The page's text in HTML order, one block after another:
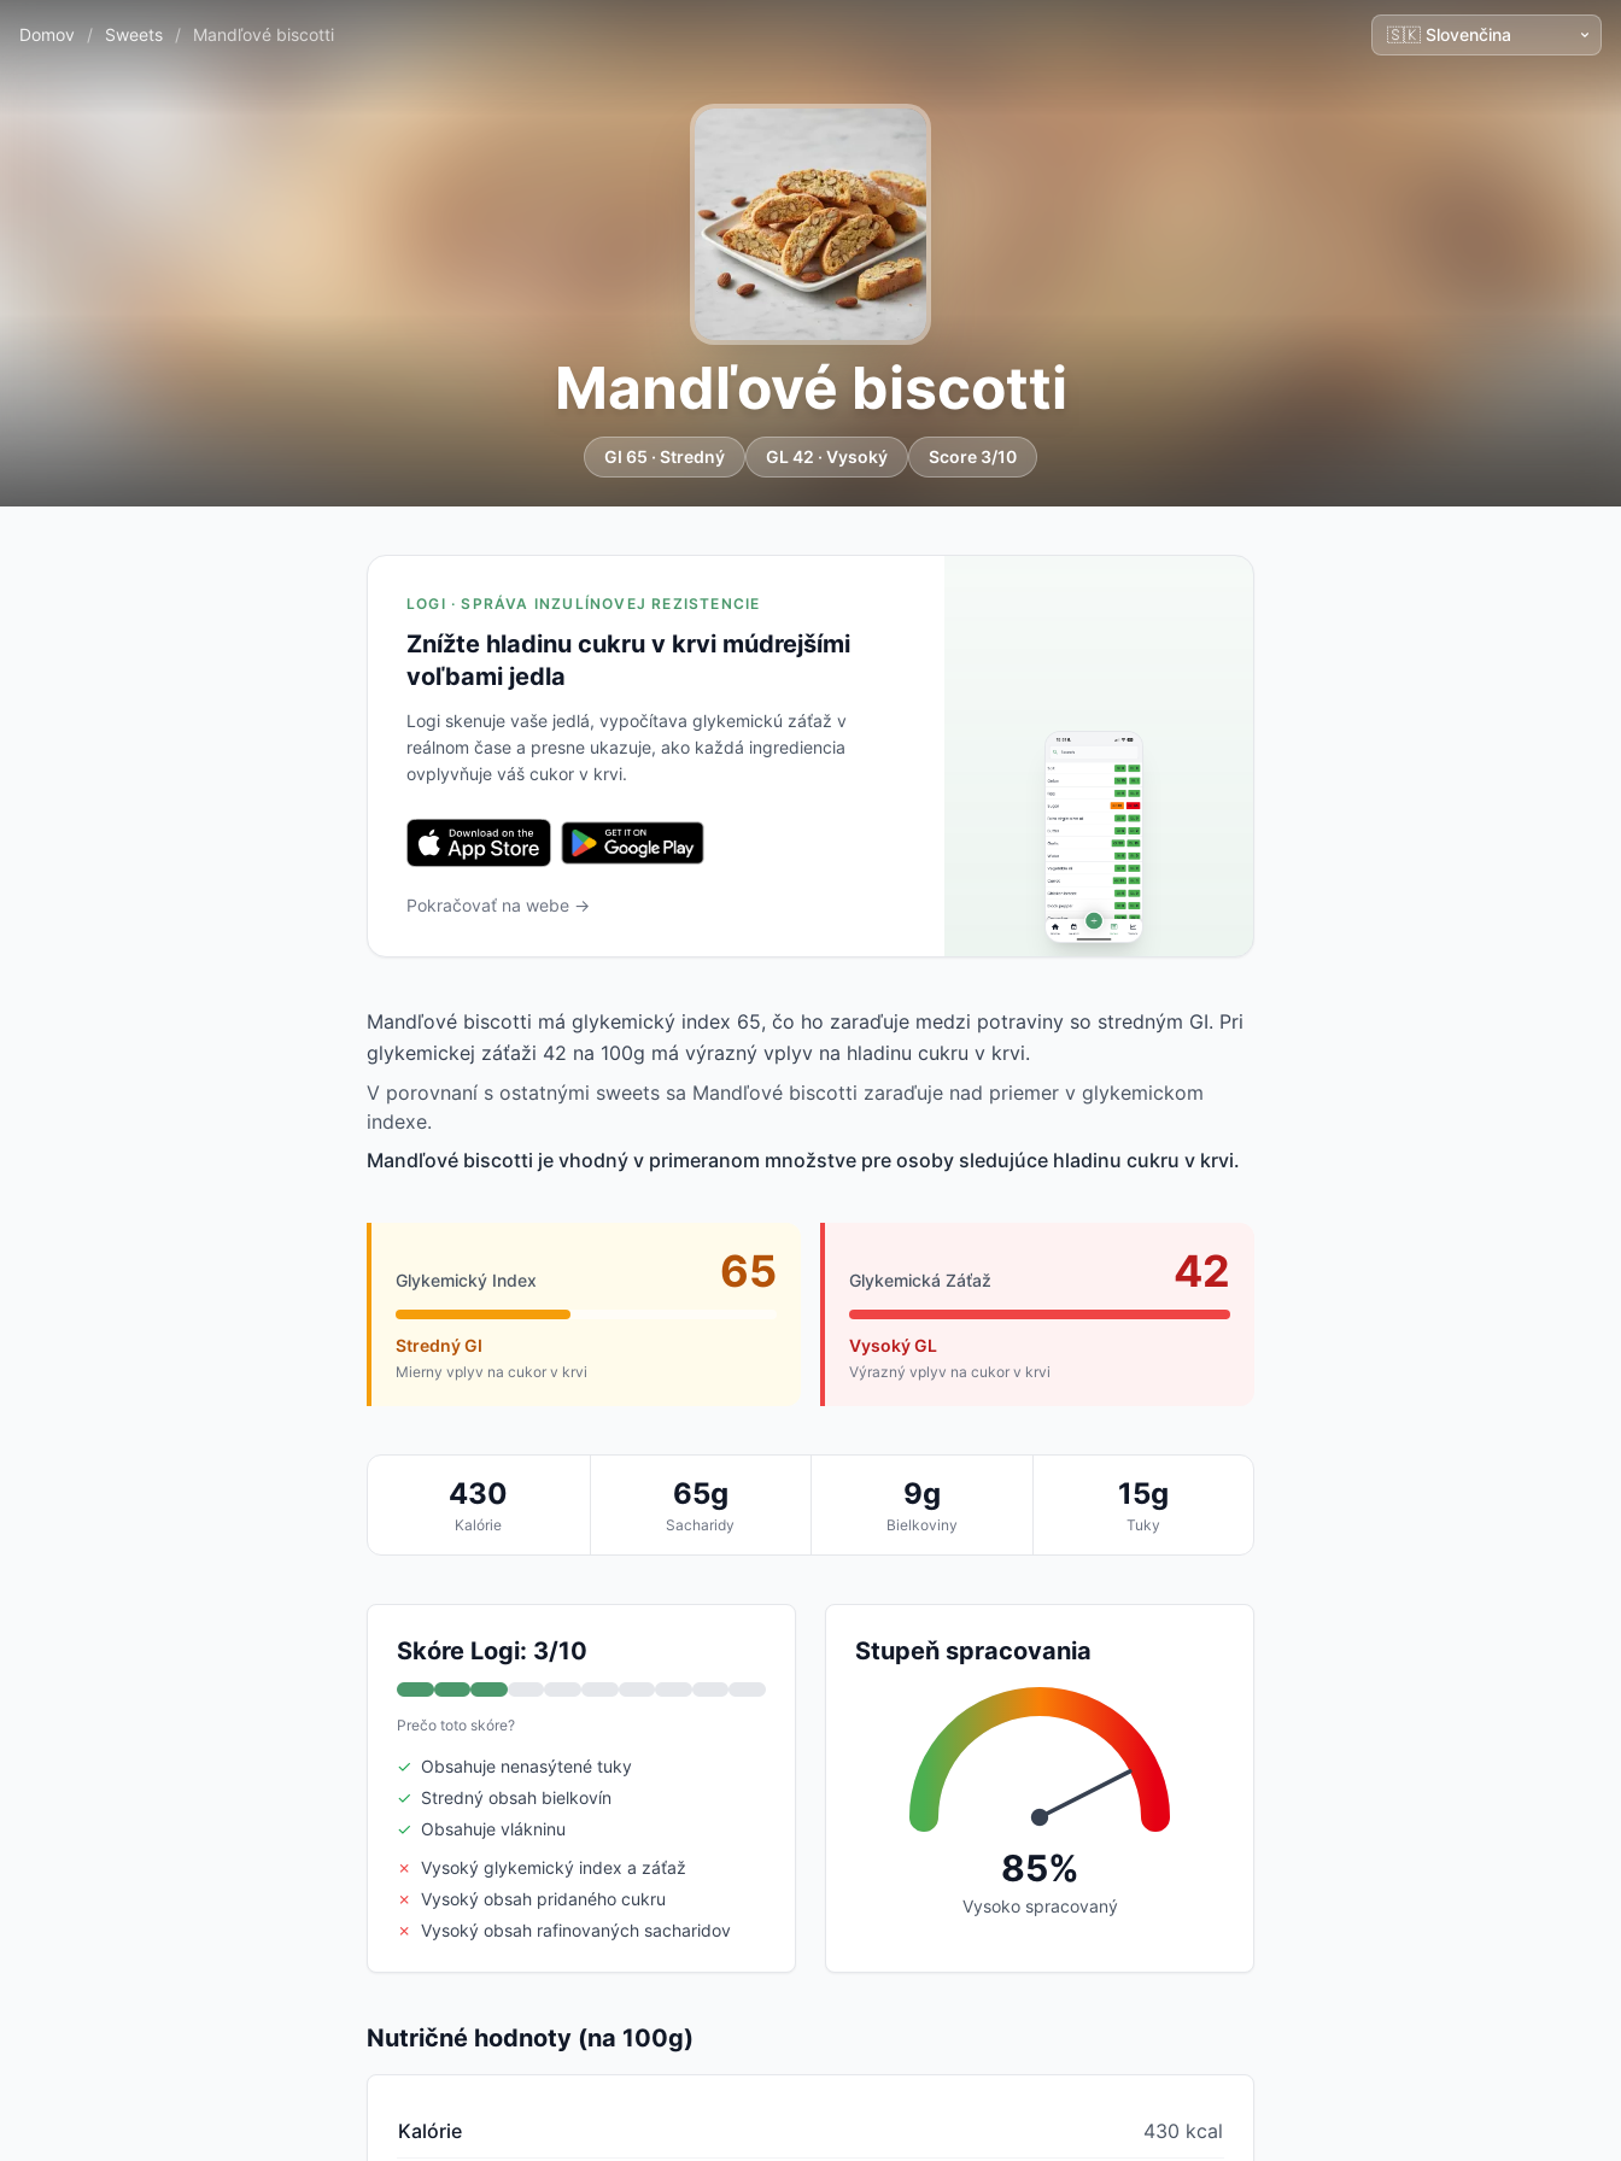
Domov / Sweets / Mandľové biscotti
Mandľové biscotti
GI 65 · Stredný GL 42 · Vysoký Score 3/10
LOGI · SPRÁVA INZULÍNOVEJ REZISTENCIE
Znížte hladinu cukru v krvi múdrejšími
voľbami jedla
Logi skenuje vaše jedlá, vypočítava glykemickú záťaž v
reálnom čase a presne ukazuje, ako každá ingrediencia
ovplyvňuje váš cukor v krvi.
Pokračovať na webe →
Mandľové biscotti má glykemický index 65, čo ho zaraďuje medzi potraviny so stredným GI. Pri
glykemickej záťaži 42 na 100g má výrazný vplyv na hladinu cukru v krvi.
V porovnaní s ostatnými sweets sa Mandľové biscotti zaraďuje nad priemer v glykemickom
indexe.
Mandľové biscotti je vhodný v primeranom množstve pre osoby sledujúce hladinu cukru v krvi.
Glykemický Index 65
Stredný GI
Mierny vplyv na cukor v krvi
Glykemická Záťaž 42
Vysoký GL
Výrazný vplyv na cukor v krvi
430
Kalórie
65g
Sacharidy
9g
Bielkoviny
15g
Tuky
Skóre Logi: 3/10
Prečo toto skóre?
✓ Obsahuje nenasýtené tuky
✓ Stredný obsah bielkovín
✓ Obsahuje vlákninu
✗ Vysoký glykemický index a záťaž
✗ Vysoký obsah pridaného cukru
✗ Vysoký obsah rafinovaných sacharidov
Stupeň spracovania
85%
Vysoko spracovaný
Nutričné hodnoty (na 100g)
Kalórie 430 kcal